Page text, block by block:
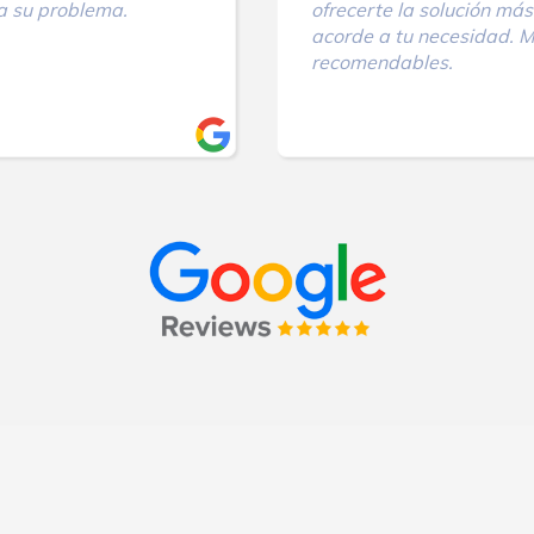
su problema.
ofrecerte la solución más
acorde a tu necesidad.
recomendables.